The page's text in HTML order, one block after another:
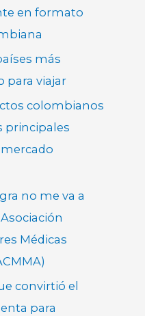
en formato
más
para viajar
colombianos
principales
no me va a
Médicas
convirtió el
para